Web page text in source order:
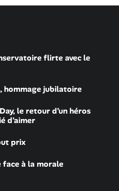
flirte avec le
hommage jubilatoire
le retour d’un héros
d’aimer
prix
face à la morale